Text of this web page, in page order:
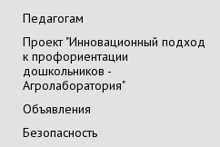
Педагогам
Проект "Инновационный подход
к профориентации
дошкольников -
Агролаборатория"
Объявления
Безопасность